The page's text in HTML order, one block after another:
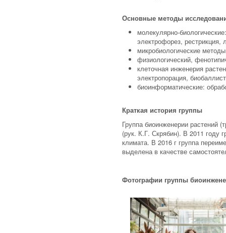
Основные методы
молекулярно-
электрофорез, рестрикция,
микробиологические
физиологический,
клеточная инженерия
электропорация,
биоинформатические:
Краткая история группы
Группа биоинженерии растений
(рук. К.Г. Скрябин). В 2011 году
климата. В 2016 г группа
выделена в качестве
Фотографии группы